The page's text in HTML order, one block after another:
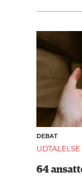
DEBAT
UDTALELSE
64